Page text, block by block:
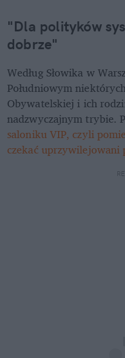
"Dla polityków
dobrze"
Według Słowika w
Południowym
Obywatelskiej i ich
nadzwyczajnym trybie.
saloniku VIP, czyli
czekać uprzywilejowani